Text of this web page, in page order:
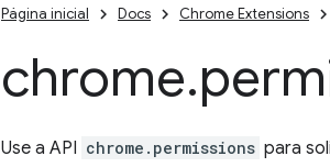
Página inicial Docs Chrome Extensions
chrome.
Use a API chrome.permissions para